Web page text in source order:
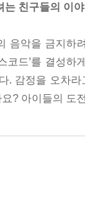
친구들의 이야
음악을 금지
코드’를 결성
. 감정을 오차
? 아이들의 도